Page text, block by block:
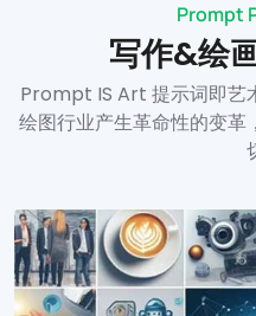
Prompt
写作&绘
Prompt IS Art 提示词即艺
绘图行业产生革命性的变革